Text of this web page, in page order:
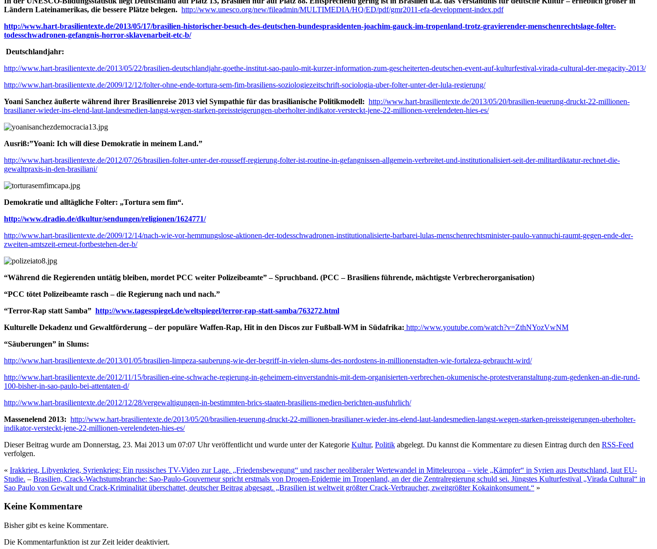
Ländern Lateinamerikas, die bessere Plätze belegen. http://www.unesco.org/new/fileadmin/MULTIMEDIA/HQ/ED/pdf/gmr2011-efa-development-index.pdf
http://www.hart-brasilientexte.de/2013/05/17/brasilien-historischer-besuch-des-deutschen-bundesprasidenten-joachim-gauck-im-tropenland-trotz-gravierender-menschenrechtslage-folter-
todesschwadronen-gefangnis-horror-sklavenarbeit-etc-b/
Deutschlandjahr:
http://www.hart-brasilientexte.de/2013/05/22/brasilien-deutschlandjahr-goethe-institut-sao-paulo-mit-kurzer-information-zum-gescheiterten-deutschen-event-auf-kulturfestival-virada-cultural-der-megacity-2013/
http://www.hart-brasilientexte.de/2009/12/12/folter-ohne-ende-tortura-sem-fim-brasiliens-soziologiezeitschrift-sociologia-uber-folter-unter-der-lula-regierung/
Yoani Sanchez äußerte während ihrer Brasilienreise 2013 viel Sympathie für das brasilianische Politikmodell: http://www.hart-brasilientexte.de/2013/05/20/brasilien-teuerung-druckt-22-millionen-
brasilianer-wieder-ins-elend-laut-landesmedien-langst-wegen-starken-preissteigerungen-uberholter-indikator-versteckt-jene-22-millionen-verelendeten-hies-es/
Ausriß:”Yoani: Ich will diese Demokratie in meinem Land.”
http://www.hart-brasilientexte.de/2012/07/26/brasilien-folter-unter-der-rousseff-regierung-folter-ist-routine-in-gefangnissen-allgemein-verbreitet-und-institutionalisiert-seit-der-militardiktatur-rechnet-die-
gewaltpraxis-in-den-brasiliani/
Demokratie und alltägliche Folter: „Tortura sem fim“.
http://www.dradio.de/dkultur/sendungen/religionen/1624771/
http://www.hart-brasilientexte.de/2009/12/14/nach-wie-vor-hemmungslose-aktionen-der-todesschwadronen-institutionalisierte-barbarei-lulas-menschenrechtsminister-paulo-vannuchi-raumt-gegen-ende-der-
zweiten-amtszeit-erneut-fortbestehen-der-b/
“Während die Regierenden untätig bleiben, mordet PCC weiter Polizeibeamte” – Spruchband. (PCC – Brasiliens führende, mächtigste Verbrecherorganisation)
“PCC tötet Polizeibeamte rasch – die Regierung nach und nach.”
“Terror-Rap statt Samba” http://www.tagesspiegel.de/weltspiegel/terror-rap-statt-samba/763272.html
Kulturelle Dekadenz und Gewaltförderung – der populäre Waffen-Rap, Hit in den Discos zur Fußball-WM in Südafrika: http://www.youtube.com/watch?v=ZthNYozVwNM
“Säuberungen” in Slums:
http://www.hart-brasilientexte.de/2013/01/05/brasilien-limpeza-sauberung-wie-der-begriff-in-vielen-slums-des-nordostens-in-millionenstadten-wie-fortaleza-gebraucht-wird/
http://www.hart-brasilientexte.de/2012/11/15/brasilien-eine-schwache-regierung-in-geheimem-einverstandnis-mit-dem-organisierten-verbrechen-okumenische-protestveranstaltung-zum-gedenken-an-die-rund-
100-bisher-in-sao-paulo-bei-attentaten-d/
http://www.hart-brasilientexte.de/2012/12/28/vergewaltigungen-in-bestimmten-brics-staaten-brasiliens-medien-berichten-ausfuhrlich/
Massenelend 2013: http://www.hart-brasilientexte.de/2013/05/20/brasilien-teuerung-druckt-22-millionen-brasilianer-wieder-ins-elend-laut-landesmedien-langst-wegen-starken-preissteigerungen-uberholter-
indikator-versteckt-jene-22-millionen-verelendeten-hies-es/
Dieser Beitrag wurde am Donnerstag, 23. Mai 2013 um 07:07 Uhr veröffentlicht und wurde unter der Kategorie Kultur, Politik abgelegt. Du kannst die Kommentare zu diesen Eintrag durch den RSS-Feed
verfolgen.
« Irakkrieg, Libyenkrieg, Syrienkrieg: Ein russisches TV-Video zur Lage. „Friedensbewegung“ und rascher neoliberaler Wertewandel in Mitteleuropa – viele „Kämpfer“ in Syrien aus Deutschland, laut EU-
Studie. – Brasilien, Crack-Wachstumsbranche: Sao-Paulo-Gouverneur spricht erstmals von Drogen-Epidemie im Tropenland, an der die Zentralregierung schuld sei. Jüngstes Kulturfestival „Virada Cultural“ in
Sao Paulo von Gewalt und Crack-Kriminalität überschattet, deutscher Beitrag abgesagt. „Brasilien ist weltweit größter Crack-Verbraucher, zweitgrößter Kokainkonsument.“ »
Keine Kommentare
Bisher gibt es keine Kommentare.
Die Kommentarfunktion ist zur Zeit leider deaktiviert.